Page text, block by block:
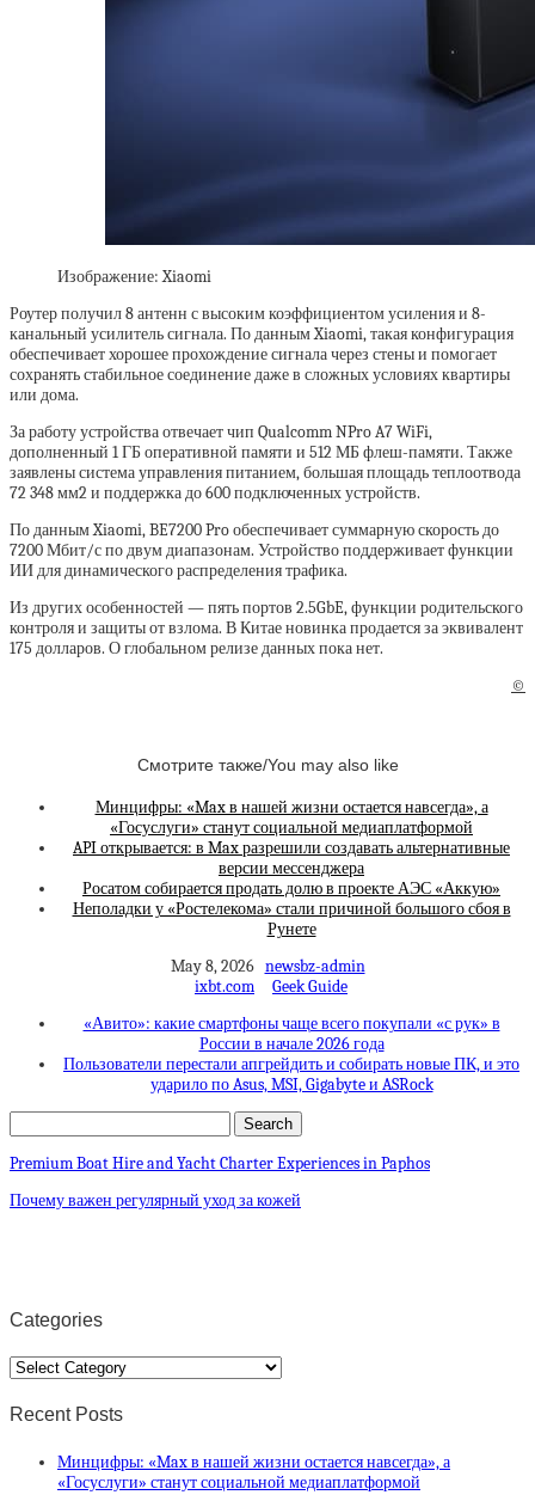
Изображение: Xiaomi
Роутер получил 8 антенн с высоким коэффициентом усиления и 8-
канальный усилитель сигнала. По данным Xiaomi, такая конфигурация
обеспечивает хорошее прохождение сигнала через стены и помогает
сохранять стабильное соединение даже в сложных условиях квартиры
или дома.
За работу устройства отвечает чип Qualcomm NPro A7 WiFi,
дополненный 1 ГБ оперативной памяти и 512 МБ флеш-памяти. Также
заявлены система управления питанием, большая площадь теплоотвода
72 348 мм2 и поддержка до 600 подключенных устройств.
По данным Xiaomi, BE7200 Pro обеспечивает суммарную скорость до
7200 Мбит/с по двум диапазонам. Устройство поддерживает функции
ИИ для динамического распределения трафика.
Из других особенностей — пять портов 2.5GbE, функции родительского
контроля и защиты от взлома. В Китае новинка продается за эквивалент
175 долларов. О глобальном релизе данных пока нет.
©
Смотрите также/You may also like
Минцифры: «Max в нашей жизни остается навсегда», а
«Госуслуги» станут социальной медиаплатформой
API открывается: в Max разрешили создавать альтернативные
версии мессенджера
Росатом собирается продать долю в проекте АЭС «Аккую»
Неполадки у «Ростелекома» стали причиной большого сбоя в
Рунете
May 8, 2026 newsbz-admin
ixbt.com
Geek Guide
«Авито»: какие смартфоны чаще всего покупали «с рук» в
России в начале 2026 года
Пользователи перестали апгрейдить и собирать новые ПК, и это
ударило по Asus, MSI, Gigabyte и ASRock
Premium Boat Hire and Yacht Charter Experiences in Paphos
Почему важен регулярный уход за кожей
Categories
Categories
Recent Posts
Минцифры: «Max в нашей жизни остается навсегда», а
«Госуслуги» станут социальной медиаплатформой